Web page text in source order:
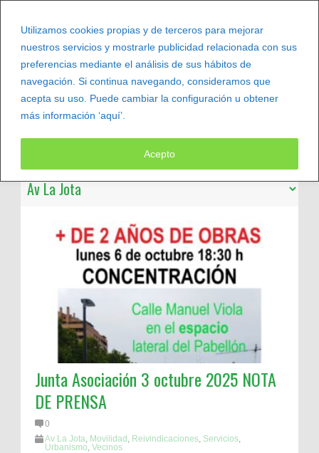
Utilizamos cookies propias y de terceros para mejorar
nuestros servicios y mostrarle publicidad relacionada con sus
preferencias mediante el análisis de sus hábitos de
navegación. Si continua navegando, consideramos que
acepta su uso. Puede cambiar la configuración u obtener
más información ‘aquí’.
Acepto
Junta Asociación 3 octubre 2025 NOTA
DE PRENSA
0
Av La Jota Movilidad Reivindicaciones Servicios
Urbanismo Vecinos